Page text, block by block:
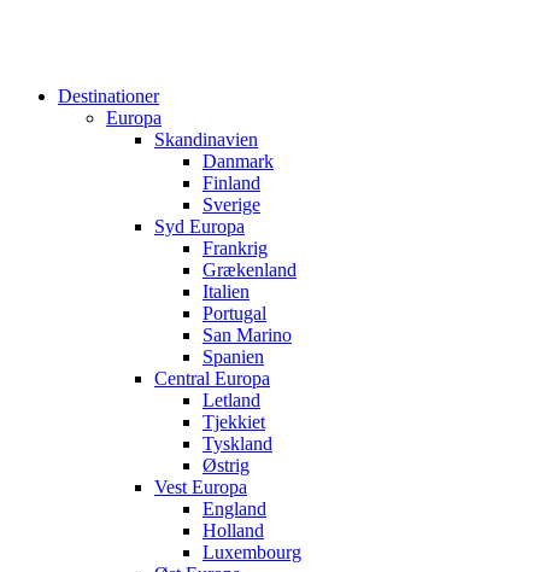
Destinationer
Europa
Skandinavien
Danmark
Finland
Sverige
Syd Europa
Frankrig
Grækenland
Italien
Portugal
San Marino
Spanien
Central Europa
Letland
Tjekkiet
Tyskland
Østrig
Vest Europa
England
Holland
Luxembourg